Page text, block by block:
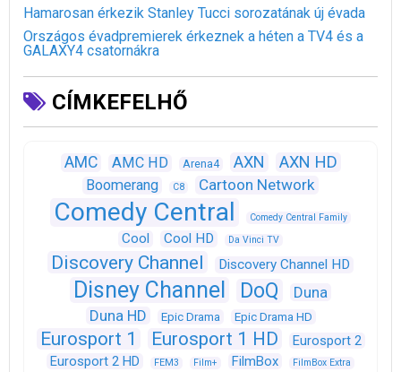
Hamarosan érkezik Stanley Tucci sorozatának új évada
Országos évadpremierek érkeznek a héten a TV4 és a
GALAXY4 csatornákra
CÍMKEFELHŐ
AMC AMC HD Arena4 AXN AXN HD
Boomerang C8 Cartoon Network
Comedy Central Comedy Central Family
Cool Cool HD Da Vinci TV
Discovery Channel Discovery Channel HD
Disney Channel DoQ
Duna
Duna HD
Epic Drama Epic Drama HD
Eurosport 1 Eurosport 1 HD
Eurosport 2
Eurosport 2 HD
FEM3 Film+ FilmBox FilmBox Extra